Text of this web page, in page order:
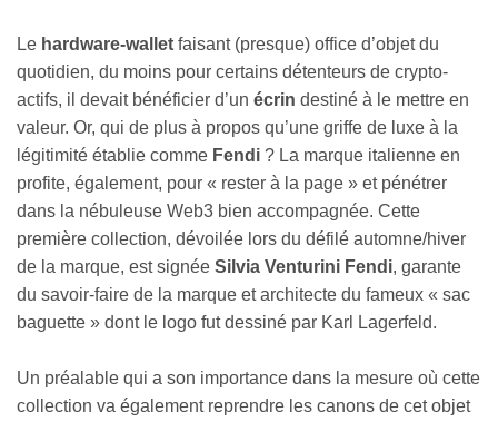
Le hardware-wallet faisant (presque) office d’objet du
quotidien, du moins pour certains détenteurs de crypto-
actifs, il devait bénéficier d’un écrin destiné à le mettre en
valeur. Or, qui de plus à propos qu’une griffe de luxe à la
légitimité établie comme Fendi ? La marque italienne en
profite, également, pour « rester à la page » et pénétrer
dans la nébuleuse Web3 bien accompagnée. Cette
première collection, dévoilée lors du défilé automne/hiver
de la marque, est signée Silvia Venturini Fendi, garante
du savoir-faire de la marque et architecte du fameux « sac
baguette » dont le logo fut dessiné par Karl Lagerfeld.
Un préalable qui a son importance dans la mesure où cette
collection va également reprendre les canons de cet objet